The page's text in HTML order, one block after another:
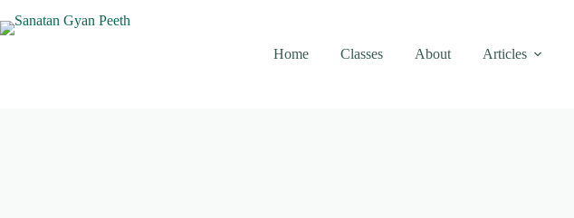
to
content
Home
Classes About Articles